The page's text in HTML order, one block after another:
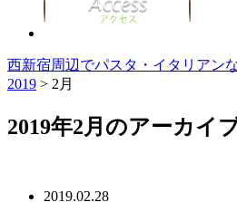
西新宿周辺でパスタ・イタリアン
2019 > 2月
2019年2月のアーカイ
2019.02.28